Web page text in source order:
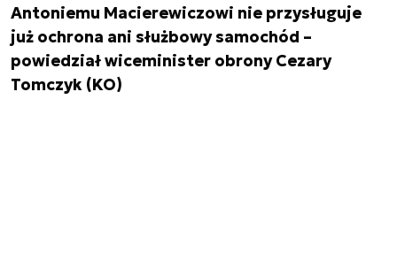
Antoniemu Macierewiczowi nie przysługuje
już ochrona ani służbowy samochód –
powiedział wiceminister obrony Cezary
Tomczyk (KO)